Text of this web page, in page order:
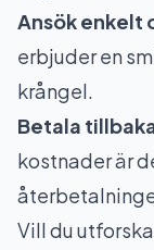
Ansök enkelt
erbjuder en
krångel.
Betala
kostnader är
Vill du